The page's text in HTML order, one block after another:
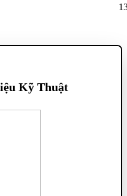
Kỹ Thuật